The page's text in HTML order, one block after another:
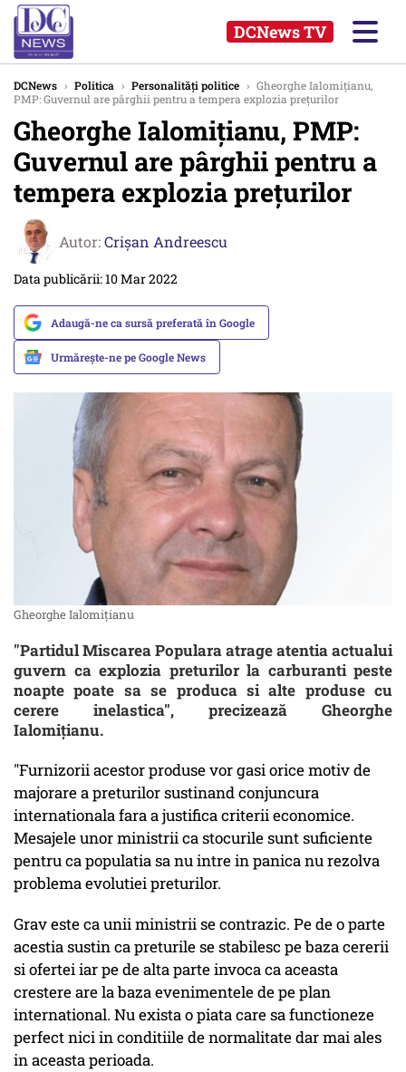
DCNews TV
DCNews › Politica › Personalități politice › Gheorghe Ialomițianu,
PMP: Guvernul are pârghii pentru a tempera explozia prețurilor
Gheorghe Ialomițianu, PMP:
Guvernul are pârghii pentru a
tempera explozia prețurilor
Autor:Crişan Andreescu
Data publicării: 10 Mar 2022
Adaugă-ne ca sursă preferată în Google
Urmărește-ne pe Google News
Gheorghe Ialomițianu
"Partidul Miscarea Populara atrage atentia actualui
guvern ca explozia preturilor la carburanti peste
noapte poate sa se produca si alte produse cu
cerere inelastica", precizează Gheorghe
Ialomițianu.
"Furnizorii acestor produse vor gasi orice motiv de
majorare a preturilor sustinand conjuncura
internationala fara a justifica criterii economice.
Mesajele unor ministrii ca stocurile sunt suficiente
pentru ca populatia sa nu intre in panica nu rezolva
problema evolutiei preturilor.
Grav este ca unii ministrii se contrazic. Pe de o parte
acestia sustin ca preturile se stabilesc pe baza cererii
si ofertei iar pe de alta parte invoca ca aceasta
crestere are la baza evenimentele de pe plan
international. Nu exista o piata care sa functioneze
perfect nici in conditiile de normalitate dar mai ales
in aceasta perioada.